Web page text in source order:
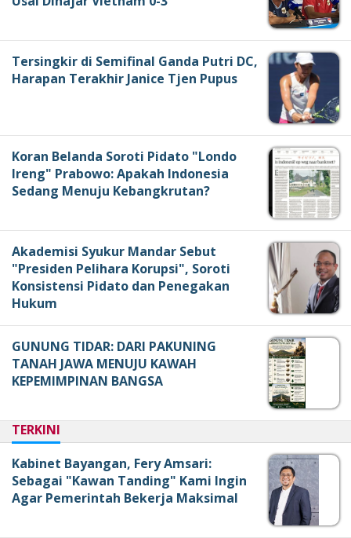
Tersingkir di Semifinal Ganda Putri DC,
Harapan Terakhir Janice Tjen Pupus
Koran Belanda Soroti Pidato "Londo
Ireng" Prabowo: Apakah Indonesia
Sedang Menuju Kebangkrutan?
Akademisi Syukur Mandar Sebut
"Presiden Pelihara Korupsi", Soroti
Konsistensi Pidato dan Penegakan
Hukum
GUNUNG TIDAR: DARI PAKUNING
TANAH JAWA MENUJU KAWAH
KEPEMIMPINAN BANGSA
TERKINI
Kabinet Bayangan, Fery Amsari:
Sebagai "Kawan Tanding" Kami Ingin
Agar Pemerintah Bekerja Maksimal